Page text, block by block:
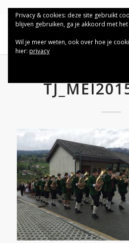
Privacy & cookies: deze site gebruikt
blijven gebruiken, ga je akkoord met
Wil je meer weten, ook over hoe je
hier: privacy